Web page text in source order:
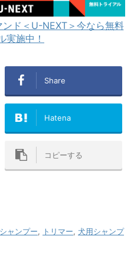
ド＜U-NEXT＞今なら無料
実施中！
Share
Hatena
コピーする
ャンプー, トリマー, 犬用シャンプ